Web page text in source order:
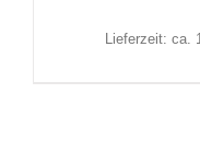
Lieferzeit: ca.